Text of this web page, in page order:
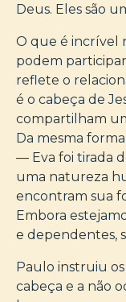
Deus. Eles são
O que é incrível
podem
reflete o
é o cabeça de
compartilham
Da mesma
— Eva foi tirada
uma natureza
encontram sua
Embora
e dependentes,
Paulo instruiu
cabeça e a não